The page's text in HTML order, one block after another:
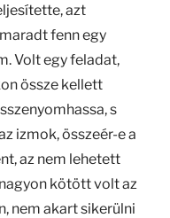
azt
fenn egy
Volt egy feladat,
össze kellett
s
izmok, összeér-e a
az nem lehetett
kötött volt az
nem akart sikerülni